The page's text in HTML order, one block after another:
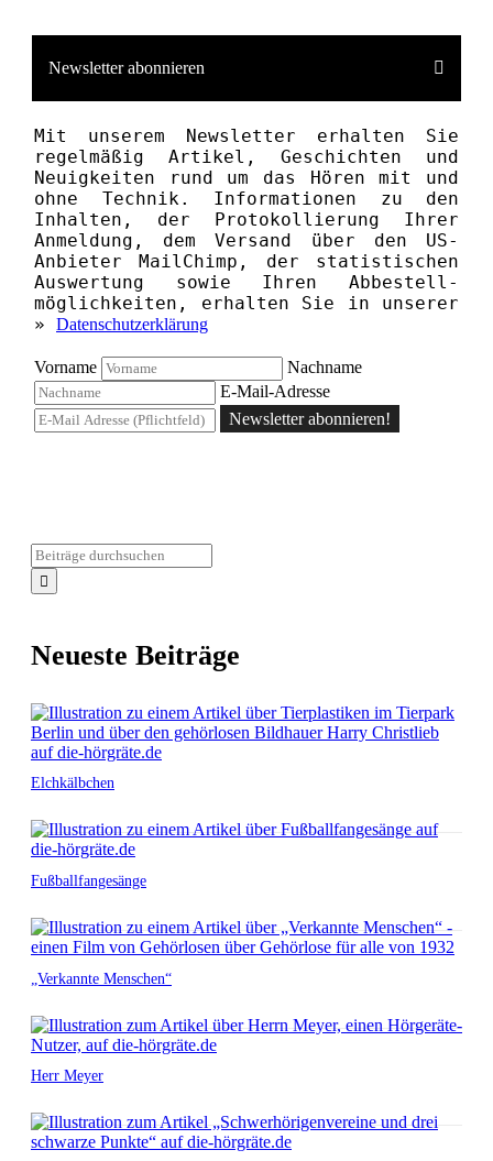
Newsletter abonnieren
Mit unserem News­letter erhalten Sie
regelmäßig Artikel, Geschichten und
Neuigkeiten rund um das Hören mit und
ohne Technik. Informationen zu den
Inhalten, der Proto­kollierung Ihrer
Anmeldung, dem Versand über den US-
Anbieter MailChimp, der statistischen
Aus­wertung sowie Ihren Ab­bestell­­
möglichkeiten, erhalten Sie in unserer
» Datenschutzerklärung
Vorname
Nachname
E-Mail-Adresse
Newsletter abonnieren!
Neueste Beiträge
Elchkälbchen
Fußballfangesänge
„Verkannte Menschen“
Herr Meyer